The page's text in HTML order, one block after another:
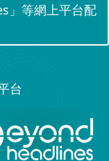
」等網上平台配
台